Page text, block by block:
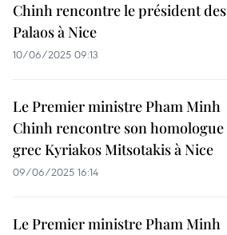
Chinh rencontre le président des
Palaos à Nice
10/06/2025 09:13
Le Premier ministre Pham Minh
Chinh rencontre son homologue
grec Kyriakos Mitsotakis à Nice
09/06/2025 16:14
Le Premier ministre Pham Minh